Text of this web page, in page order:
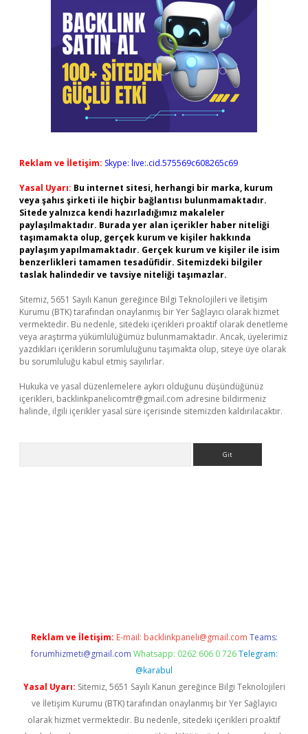
Reklam ve İletişim: Skype: live:.cid.575569c608265c69
Yasal Uyarı: Bu internet sitesi, herhangi bir marka, kurum
veya şahıs şirketi ile hiçbir bağlantısı bulunmamaktadır.
Sitede yalnızca kendi hazırladığımız makaleler
paylaşılmaktadır. Burada yer alan içerikler haber niteliği
taşımamakta olup, gerçek kurum ve kişiler hakkında
paylaşım yapılmamaktadır. Gerçek kurum ve kişiler ile isim
benzerlikleri tamamen tesadüfidir. Sitemizdeki bilgiler
taslak halindedir ve tavsiye niteliği taşımazlar.
Sitemiz, 5651 Sayılı Kanun gereğince Bilgi Teknolojileri ve İletişim
Kurumu (BTK) tarafından onaylanmış bir Yer Sağlayıcı olarak hizmet
vermektedir. Bu nedenle, sitedeki içerikleri proaktif olarak denetleme
veya araştırma yükümlülüğümüz bulunmamaktadır. Ancak, üyelerimiz
yazdıkları içeriklerin sorumluluğunu taşımakta olup, siteye üye olarak
bu sorumluluğu kabul etmiş sayılırlar.
Hukuka ve yasal düzenlemelere aykırı olduğunu düşündüğünüz
içerikleri, backlinkpanelicomtr@gmail.com adresine bildirmeniz
halinde, ilgili içerikler yasal süre içerisinde sitemizden kaldırılacaktır.
Reklam ve İletişim: E-mail: backlinkpaneli@gmail.com Teams:
forumhizmeti@gmail.com Whatsapp: 0262 606 0 726 Telegram:
@karabul
Yasal Uyarı: Sitemiz, 5651 Sayılı Kanun gereğince Bilgi Teknolojileri
ve İletişim Kurumu (BTK) tarafından onaylanmış bir Yer Sağlayıcı
olarak hizmet vermektedir. Bu nedenle, sitedeki içerikleri proaktif